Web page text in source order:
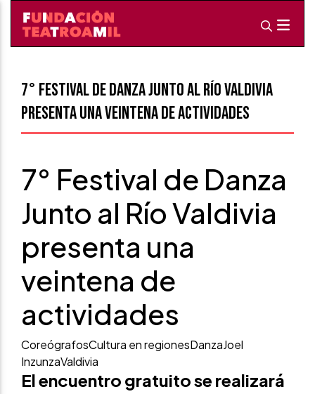
7° Festival de Danza Junto al Río Valdivia
presenta una veintena de actividades
7° Festival de Danza
Junto al Río Valdivia
presenta una
veintena de
actividades
CoreógrafosCultura en regionesDanzaJoel
InzunzaValdivia
El encuentro gratuito se realizará